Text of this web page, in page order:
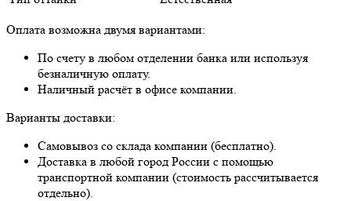
Оплата возможна двумя вариантами:
По счету в любом отделении банка или используя
безналичную оплату.
Наличный расчёт в офисе компании.
Варианты доставки:
Самовывоз со склада компании (бесплатно).
Доставка в любой город России с помощью
транспортной компании (стоимость рассчитывается
отдельно).